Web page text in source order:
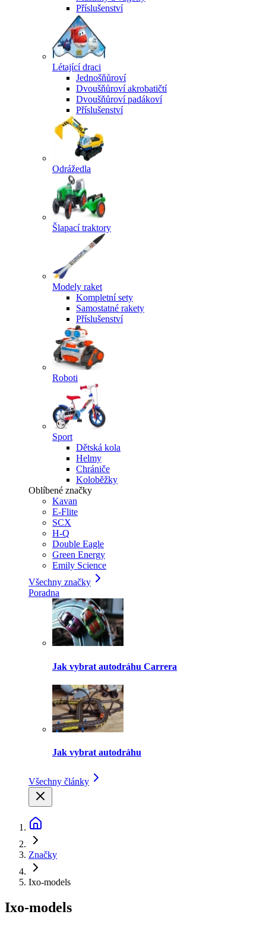
Příslušenství
Létající draci
Jednošňůroví
Dvoušňůroví akrobatičtí
Dvoušňůroví padákoví
Příslušenství
Odrážedla
Šlapací traktory
Modely raket
Kompletní sety
Samostatné rakety
Příslušenství
Roboti
Sport
Dětská kola
Helmy
Chrániče
Koloběžky
Oblíbené značky
Kavan
E-Flite
SCX
H-Q
Double Eagle
Green Energy
Emily Science
Všechny značky
Poradna
Jak vybrat autodráhu Carrera
Jak vybrat autodráhu
Všechny články
Značky
Ixo-models
Ixo-models